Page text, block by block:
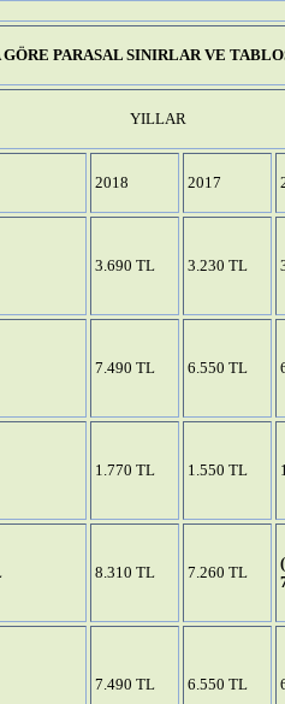
PARASAL SINIRLAR VE
YILLAR
2018 2017
3.690 TL 3.230 TL
7.490 TL 6.550 TL
1.770 TL 1.550 TL
8.310 TL 7.260 TL
7.490 TL 6.550 TL